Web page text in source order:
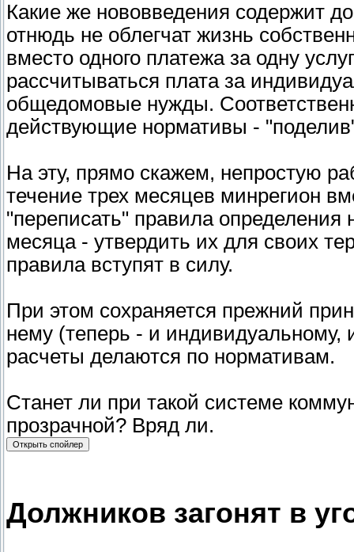
Какие же нововведения содержит
отнюдь не облегчат жизнь
вместо одного платежа за одну
рассчитываться плата за
общедомовые нужды.
действующие нормативы -
На эту, прямо скажем, непростую
течение трех месяцев минрегион
"переписать" правила
месяца - утвердить их для своих
правила вступят в силу.
При этом сохраняется прежний
нему (теперь - и
расчеты делаются по нормативам.
Станет ли при такой системе
прозрачной? Вряд ли.
Должников загонят в